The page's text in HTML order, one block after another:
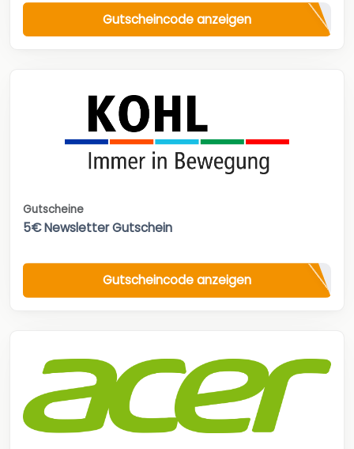
Gutscheincode anzeigen
Gutscheine
5€ Newsletter Gutschein
Gutscheincode anzeigen